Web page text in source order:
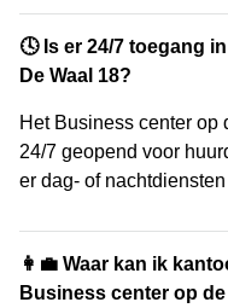
🕓 Is er 24/7 toegang
De Waal 18?
Het Business center op
24/7 geopend voor
er dag- of
👩‍💼 Waar kan ik
Business center op